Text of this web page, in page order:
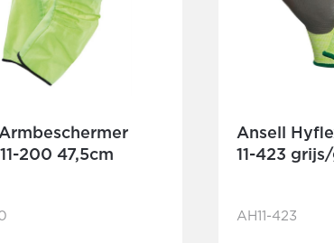
200 47,5cm
Ansell
11-423
AH11-423